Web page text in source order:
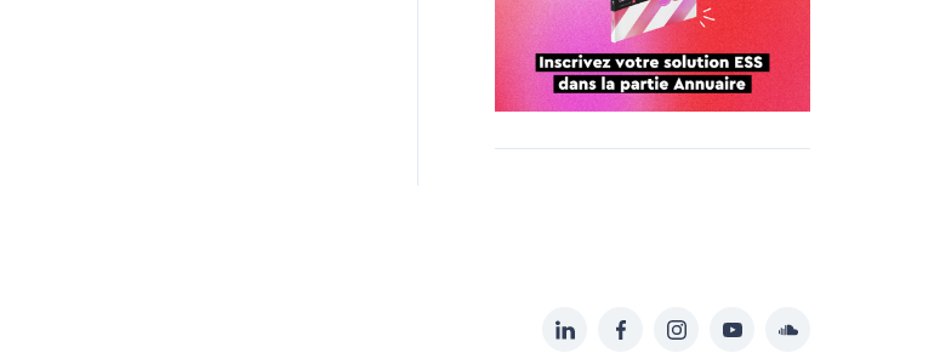
Suivez-
LinkedInFacebookInstagramYouTubeSoundcloud